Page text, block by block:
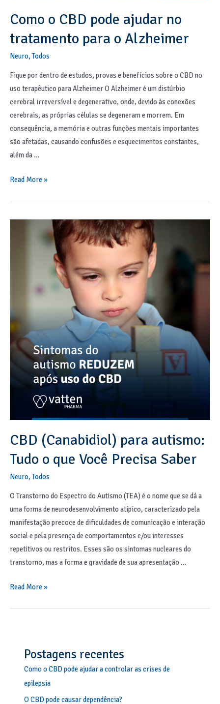
Como o CBD pode ajudar no
tratamento para o Alzheimer
Neuro, Todos
Fique por dentro de estudos, provas e benefícios sobre o CBD no
uso terapêutico para Alzheimer O Alzheimer é um distúrbio
cerebral irreversível e degenerativo, onde, devido às conexões
cerebrais, as próprias células se degeneram e morrem. Em
consequência, a memória e outras funções mentais importantes
são afetadas, causando confusões e esquecimentos constantes,
além da …
Read More »
CBD (Canabidiol) para autismo:
Tudo o que Você Precisa Saber
Neuro, Todos
O Transtorno do Espectro do Autismo (TEA) é o nome que se dá a
uma forma de neurodesenvolvimento atípico, caracterizado pela
manifestação precoce de dificuldades de comunicação e interação
social e pela presença de comportamentos e/ou interesses
repetitivos ou restritos. Esses são os sintomas nucleares do
transtorno, mas a forma e gravidade de sua apresentação …
Read More »
Postagens recentes
Como o CBD pode ajudar a controlar as crises de
epilepsia
O CBD pode causar dependência?